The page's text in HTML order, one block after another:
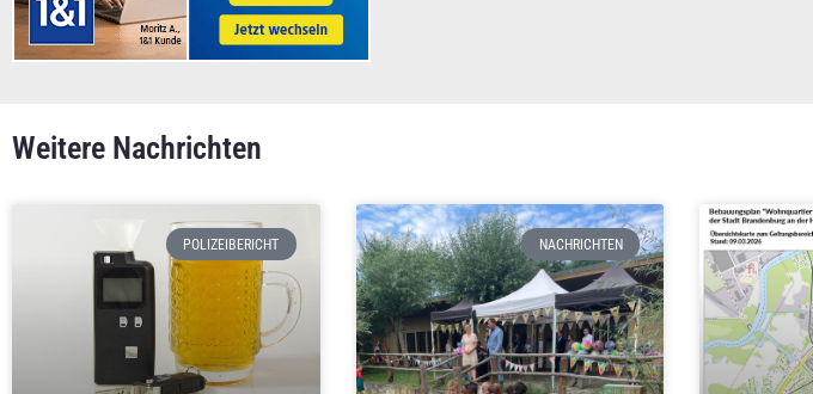
Weitere Nachrichten
POLIZEIBERICHT NACHRICHTEN